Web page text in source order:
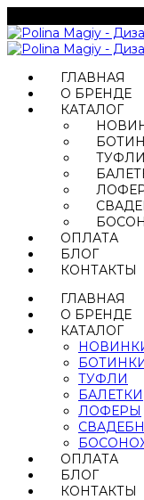
ГЛАВНАЯ
О БРЕНДЕ
КАТАЛОГ
ТУФЛИ
ОПЛАТА
БЛОГ
КОНТАКТЫ
ГЛАВНАЯ
О БРЕНДЕ
КАТАЛОГ
ТУФЛИ
БАЛЕТКИ
ЛОФЕРЫ
ОПЛАТА
БЛОГ
КОНТАКТЫ